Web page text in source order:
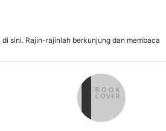
sini. Rajin-rajinlah berkunjung dan membaca